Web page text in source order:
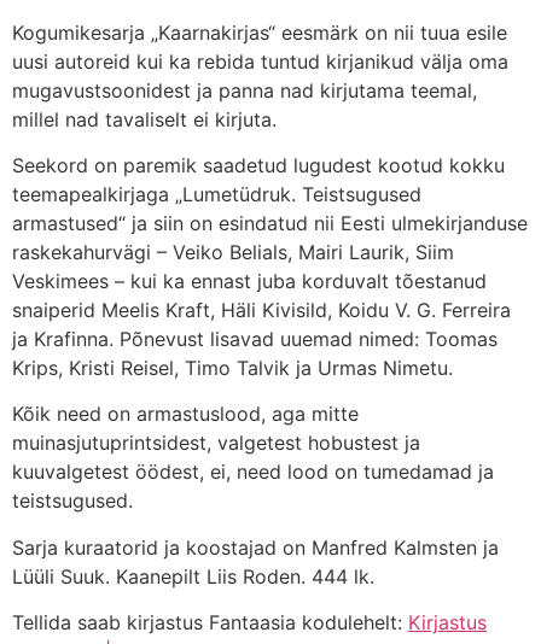
Kogumikesarja „Kaarnakirjas“ eesmärk on nii tuua esile
uusi autoreid kui ka rebida tuntud kirjanikud välja oma
mugavustsoonidest ja panna nad kirjutama teemal,
millel nad tavaliselt ei kirjuta.
Seekord on paremik saadetud lugudest kootud kokku
teemapealkirjaga „Lumetüdruk. Teistsugused
armastused“ ja siin on esindatud nii Eesti ulmekirjanduse
raskekahurvägi – Veiko Belials, Mairi Laurik, Siim
Veskimees – kui ka ennast juba korduvalt tõestanud
snaiperid Meelis Kraft, Häli Kivisild, Koidu V. G. Ferreira
ja Krafinna. Põnevust lisavad uuemad nimed: Toomas
Krips, Kristi Reisel, Timo Talvik ja Urmas Nimetu.
Kõik need on armastuslood, aga mitte
muinasjutuprintsidest, valgetest hobustest ja
kuuvalgetest öödest, ei, need lood on tumedamad ja
teistsugused.
Sarja kuraatorid ja koostajad on Manfred Kalmsten ja
Lüüli Suuk. Kaanepilt Liis Roden. 444 lk.
Tellida saab kirjastus Fantaasia kodulehelt: Kirjastus